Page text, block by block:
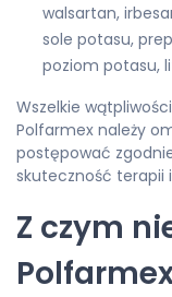
walsartan,
sole potasu,
poziom potasu,
Wszelkie
Polfarmex należy
postępować
skuteczność terapii
Z czym